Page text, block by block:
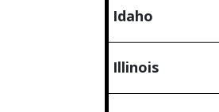
Idaho
Illinois